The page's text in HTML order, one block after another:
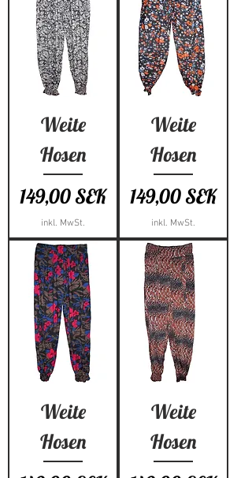
Weite
Hosen
Preis
149,00 SEK
inkl. MwSt.
Weite
Hosen
Preis
149,00 SEK
inkl. MwSt.
Weite
Hosen
Weite
Hosen